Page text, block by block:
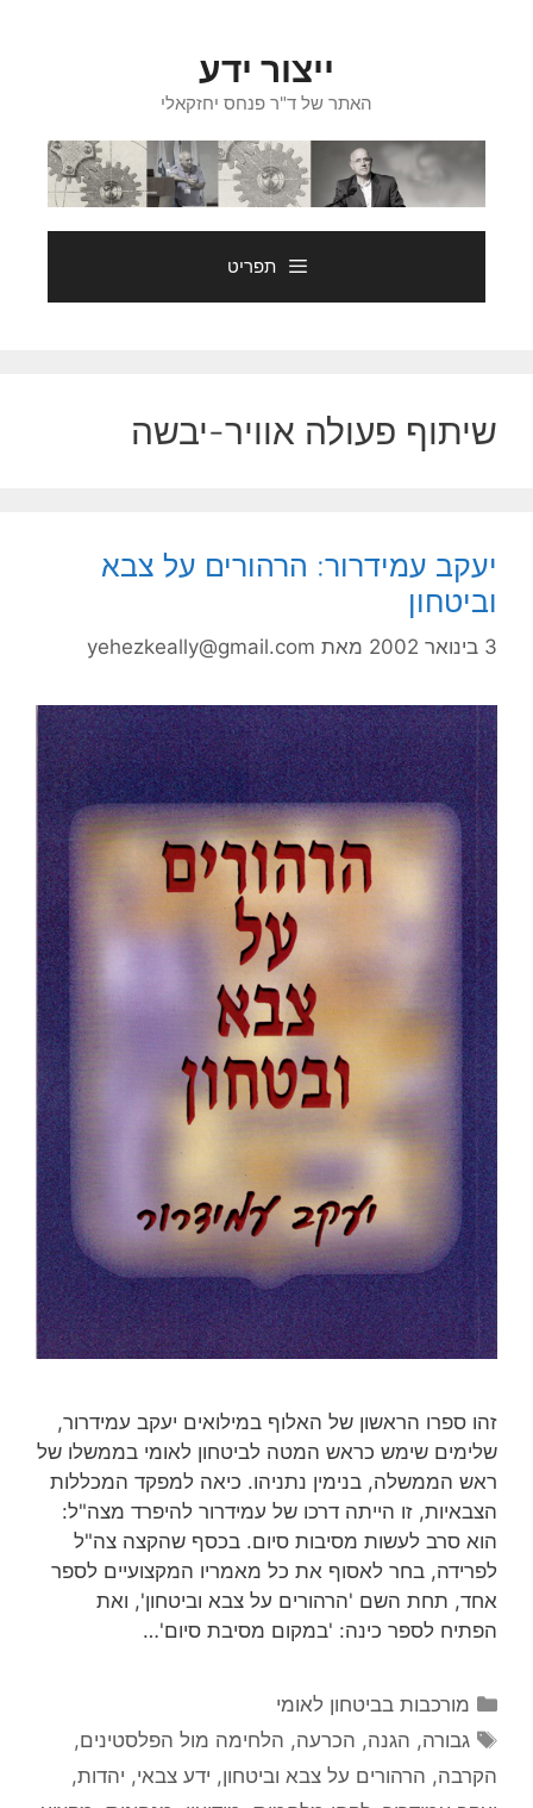
ייצור ידע
האתר של ד"ר פנחס יחזקאלי
תפריט
שיתוף פעולה אוויר-יבשה
יעקב עמידרור: הרהורים על צבא
וביטחון
3 בינואר 2002 מאת yehezkeally@gmail.com
זהו ספרו הראשון של האלוף במילואים יעקב עמידרור,
שלימים שימש כראש המטה לביטחון לאומי בממשלו של
ראש הממשלה, בנימין נתניהו. כיאה למפקד המכללות
הצבאיות, זו הייתה דרכו של עמידרור להיפרד מצה"ל:
הוא סרב לעשות מסיבות סיום. בכסף שהקצה צה"ל
לפרידה, בחר לאסוף את כל מאמריו המקצועיים לספר
אחד, תחת השם 'הרהורים על צבא וביטחון', ואת
הפתיח לספר כינה: 'במקום מסיבת סיום'…
קטגוריות
מורכבות בביטחון לאומי
תגיות
גבורה, הגנה, הכרעה, הלחימה מול הפלסטינים,
הקרבה, הרהורים על צבא וביטחון, ידע צבאי, יהדות,